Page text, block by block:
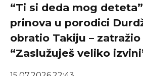
“Ti si deda mog
prinova u porodici
obratio Takiju –
“Zaslužuješ veliko